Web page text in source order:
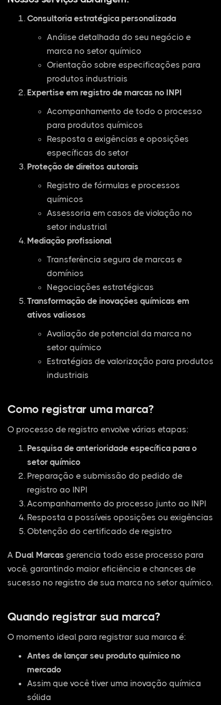
Consultoria estratégica personalizada
Análise detalhada do seu negócio e
marca no setor químico
Orientação sobre especificações para
produtos industriais
Expertise em registro de marcas no INPI
Acompanhamento de todo o processo
para produtos químicos
Resposta a exigências e oposições
específicas do setor
Proteção de direitos autorais
Registro de fórmulas e processos
químicos
Assessoria em casos de violação no
setor industrial
Mediação profissional
Transferência segura de marcas e
domínios
Negociações estratégicas
Transformação de inovações químicas em
ativos valiosos
Avaliação de potencial da marca no
setor químico
Estratégias de valorização para produtos
industriais
Como registrar uma marca?
O processo de registro envolve várias etapas:
Pesquisa de anterioridade específica para o
setor químico
Preparação e submissão do pedido de
registro ao INPI
Acompanhamento do processo junto ao INPI
Resposta a possíveis oposições ou exigências
Obtenção do certificado de registro
A Dual Marcas gerencia todo esse processo para
você, garantindo maior eficiência e chances de
sucesso no registro de sua marca no setor químico.
Quando registrar sua marca?
O momento ideal para registrar sua marca é:
Antes de lançar seu produto químico no
mercado
Assim que você tiver uma inovação química
sólida